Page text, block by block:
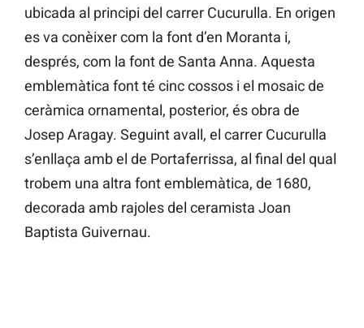
ubicada al principi del carrer Cucurulla. En origen
es va conèixer com la font d’en Moranta i,
després, com la font de Santa Anna. Aquesta
emblemàtica font té cinc cossos i el mosaic de
ceràmica ornamental, posterior, és obra de
Josep Aragay. Seguint avall, el carrer Cucurulla
s’enllaça amb el de Portaferrissa, al final del qual
trobem una altra font emblemàtica, de 1680,
decorada amb rajoles del ceramista Joan
Baptista Guivernau.